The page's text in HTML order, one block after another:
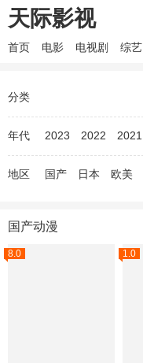
天际影视
首页 电影 电视剧 综艺
分类
年代 2023 2022 2021
地区 国产 日本 欧美
国产动漫
8.0 1.0